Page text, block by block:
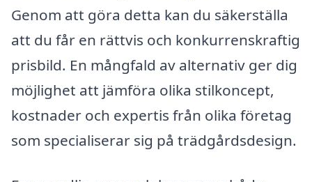
Genom att göra detta kan du säkerställa
att du får en rättvis och konkurrenskraftig
prisbild. En mångfald av alternativ ger dig
möjlighet att jämföra olika stilkoncept,
kostnader och expertis från olika företag
som specialiserar sig på trädgårdsdesign.